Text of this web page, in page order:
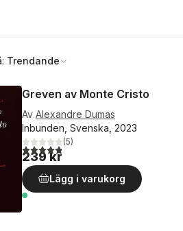
Trendande
Greven av Monte Cristo
Av Alexandre Dumas
Inbunden, Svenska, 2023
4,8utav 5 stjärnor. Totalt antal röster:
(5)
239 kr
Lägg i varukorg